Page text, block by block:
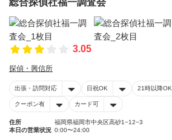
総合探偵社福一調査会
3.05
探偵・興信所
出張・訪問対応 日祝OK 21時以降OK
クーポン有 カード可
住所
福岡県福岡市中央区高砂1−12−3
本日の営業状況 0:00〜24:00